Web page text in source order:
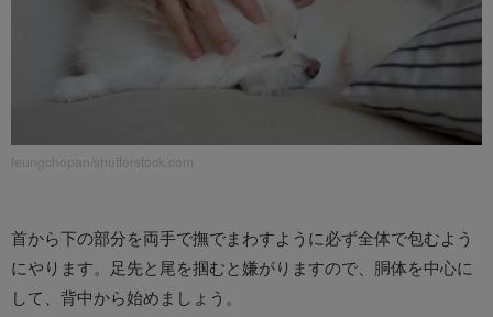
leungchopan/shutterstock.com
首から下の部分を両手で撫でまわすように必ず全体で包むよう
にやります。足先と尾を掴むと嫌がりますので、胴体を中心に
して、背中から始めましょう。